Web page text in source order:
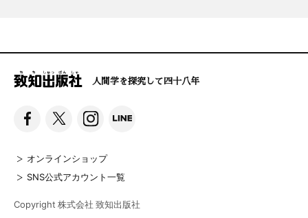
人間学を探究して四十八年
オンラインショップ
SNS公式アカウント一覧
Copyright 株式会社 致知出版社